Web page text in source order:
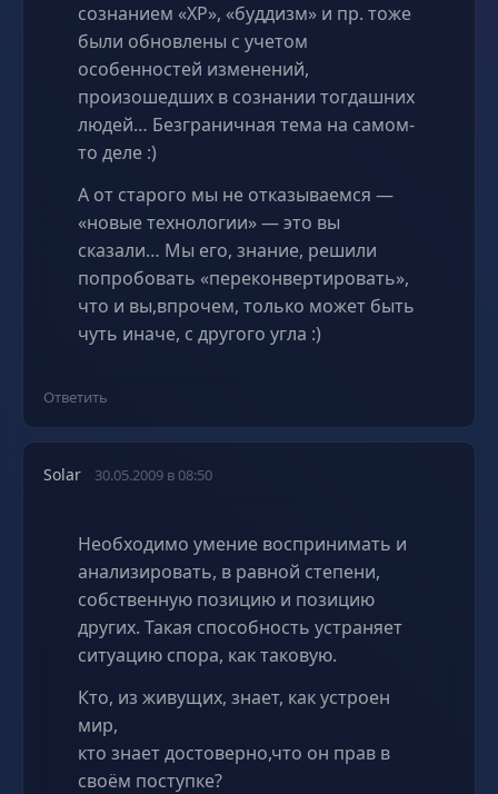
сознанием «ХР», «буддизм» и пр. тоже
были обновлены с учетом
особенностей изменений,
произошедших в сознании тогдашних
людей… Безграничная тема на самом-
то деле :)
А от старого мы не отказываемся —
«новые технологии» — это вы
сказали… Мы его, знание, решили
попробовать «переконвертировать»,
что и вы,впрочем, только может быть
чуть иначе, с другого угла :)
Ответить
Solar 30.05.2009 в 08:50
Необходимо умение воспринимать и
анализировать, в равной степени,
собственную позицию и позицию
других. Такая способность устраняет
ситуацию спора, как таковую.
Кто, из живущих, знает, как устроен
мир,
кто знает достоверно,что он прав в
своём поступке?